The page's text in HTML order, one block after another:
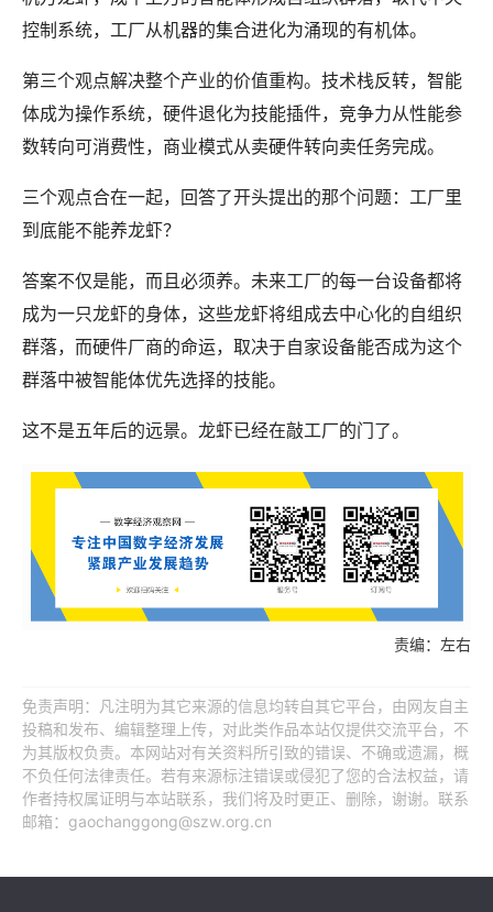
控制系统，工厂从机器的集合进化为涌现的有机体。
第三个观点解决整个产业的价值重构。技术栈反转，智能
体成为操作系统，硬件退化为技能插件，竞争力从性能参
数转向可消费性，商业模式从卖硬件转向卖任务完成。
三个观点合在一起，回答了开头提出的那个问题：工厂里
到底能不能养龙虾？
答案不仅是能，而且必须养。未来工厂的每一台设备都将
成为一只龙虾的身体，这些龙虾将组成去中心化的自组织
群落，而硬件厂商的命运，取决于自家设备能否成为这个
群落中被智能体优先选择的技能。
这不是五年后的远景。龙虾已经在敲工厂的门了。
责编：左右
免责声明：凡注明为其它来源的信息均转自其它平台，由网友自主
投稿和发布、编辑整理上传，对此类作品本站仅提供交流平台，不
为其版权负责。本网站对有关资料所引致的错误、不确或遗漏，概
不负任何法律责任。若有来源标注错误或侵犯了您的合法权益，请
作者持权属证明与本站联系，我们将及时更正、删除，谢谢。联系
邮箱：gaochanggong@szw.org.cn